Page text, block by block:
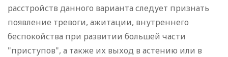
расстройств данного варианта следует признать
появление тревоги, ажитации, внутреннего
беспокойства при развитии большей части
"приступов", а также их выход в астению или в